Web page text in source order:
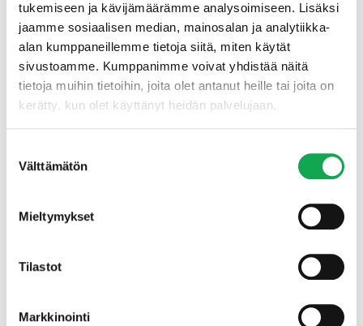
tukemiseen ja kävijämäärämme analysoimiseen. Lisäksi
jaamme sosiaalisen median, mainosalan ja analytiikka-
alan kumppaneillemme tietoja siitä, miten käytät
sivustoamme. Kumppanimme voivat yhdistää näitä
tietoja muihin tietoihin, joita olet antanut heille tai joita on
kerätty, kun olet käyttänyt heidän palvelujaan.
valinta
Välttämätön
Mieltymykset
Tilastot
Markkinointi